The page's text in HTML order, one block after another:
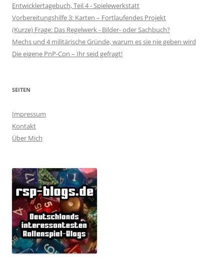
Entwicklertagebuch, Teil 4 - Spielewerkstatt
Vorbereitungshilfe 3: Karten – Fortlaufendes Projekt
(Kurze) Frage: Das Regelwerk - Bilder- oder Sachbuch?
Mechs und 4 militärische Gründe, warum es sie nie geben wird
Die eigene PnP-Con – Ihr seid gefragt!
SEITEN
Impressum
Kontakt
Über Mich